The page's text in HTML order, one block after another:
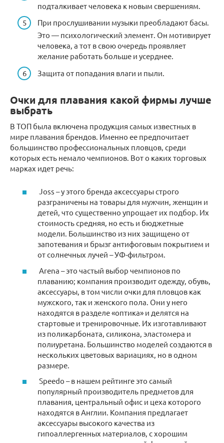
подталкивает человека к новым свершениям.
При прослушивании музыки преобладают басы.
Это — психологический элемент. Он мотивирует
человека, а тот в свою очередь проявляет
желание работать больше и усерднее.
Защита от попадания влаги и пыли.
Очки для плавания какой фирмы лучше
выбрать
В ТОП была включена продукция самых известных в
мире плавания брендов. Именно ее предпочитает
большинство профессиональных пловцов, среди
которых есть немало чемпионов. Вот о каких торговых
марках идет речь:
Joss – у этого бренда аксессуары строго
разграничены на товары для мужчин, женщин и
детей, что существенно упрощает их подбор. Их
стоимость средняя, но есть и бюджетные
модели. Большинство из них защищено от
запотевания и брызг антифоговым покрытием и
от солнечных лучей – УФ-фильтром.
Arena – это частый выбор чемпионов по
плаванию; компания производит одежду, обувь,
аксессуары, в том числи очки для пловцов как
мужского, так и женского пола. Они у него
находятся в разделе «оптика» и делятся на
стартовые и тренировочные. Их изготавливают
из поликарбоната, силикона, эластомера и
полиуретана. Большинство моделей создаются в
нескольких цветовых вариациях, но в одном
размере.
Speedo – в нашем рейтинге это самый
популярный производитель предметов для
плавания, центральный офис и цеха которого
находятся в Англии. Компания предлагает
аксессуары высокого качества из
гипоаллергенных материалов, с хорошим